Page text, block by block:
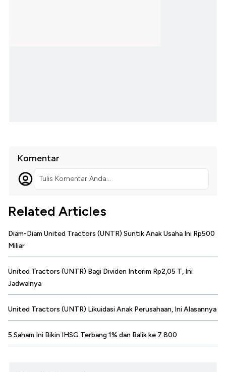
Komentar
Tulis Komentar Anda...
Related Articles
Diam-Diam United Tractors (UNTR) Suntik Anak Usaha Ini Rp500
Miliar
United Tractors (UNTR) Bagi Dividen Interim Rp2,05 T, Ini
Jadwalnya
United Tractors (UNTR) Likuidasi Anak Perusahaan, Ini Alasannya
5 Saham Ini Bikin IHSG Terbang 1% dan Balik ke 7.800